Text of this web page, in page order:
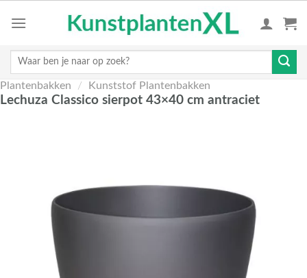
Zoeken
Plantenbakken / Kunststof Plantenbakken
Lechuza Classico sierpot 43×40 cm antraciet